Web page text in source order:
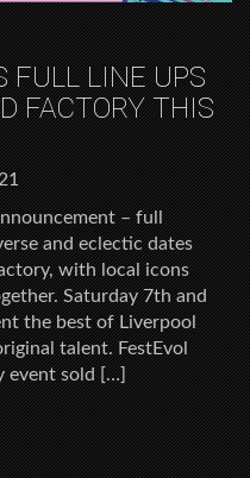
FULL LINE UPS
FACTORY THIS
– full
and eclectic dates
with local icons
Saturday 7th and
the best of Liverpool
talent. FestEvol
event sold […]